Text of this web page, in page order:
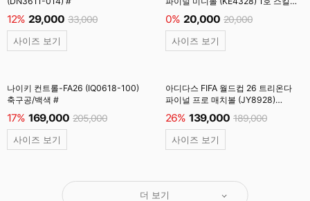
12% 29,000 33,000
사이즈 보기
백색 #
0% 20,000 20,000
사이즈 보기
나이키 컨트롤-FA26 (IQ0618-100)
축구공/백색 #
17% 169,000 205,000
사이즈 보기
아디다스 FIFA 월드컵 26 트리온다
파이널 프로 매치볼 (JY8928)
26% 139,000 189,000
사이즈 보기
더 보기